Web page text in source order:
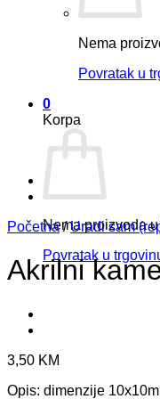
Nema
Povratak u
0
Korpa
Nema proizvoda
Povratak u
Početna / Uradi sam
Akrilni
3,50 KM
Opis: dimenzije